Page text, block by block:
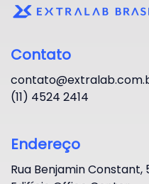
Contato
(11) 4524 2414
Endereço
Rua Benjamin Constant,